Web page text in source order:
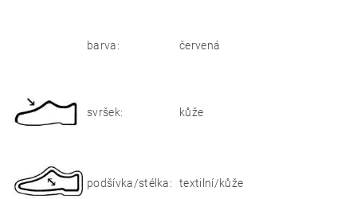
barva: červená
svršek: kůže
podšívka/stélka: textilní/kůže